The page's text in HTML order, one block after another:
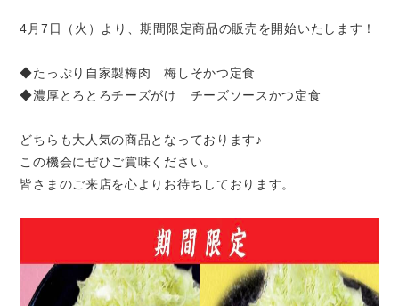
4月7日（火）より、期間限定商品の販売を開始いたします！
◆たっぷり自家製梅肉 梅しそかつ定食
◆濃厚とろとろチーズがけ チーズソースかつ定食
どちらも大人気の商品となっております♪
この機会にぜひご賞味ください。
皆さまのご来店を心よりお待ちしております。